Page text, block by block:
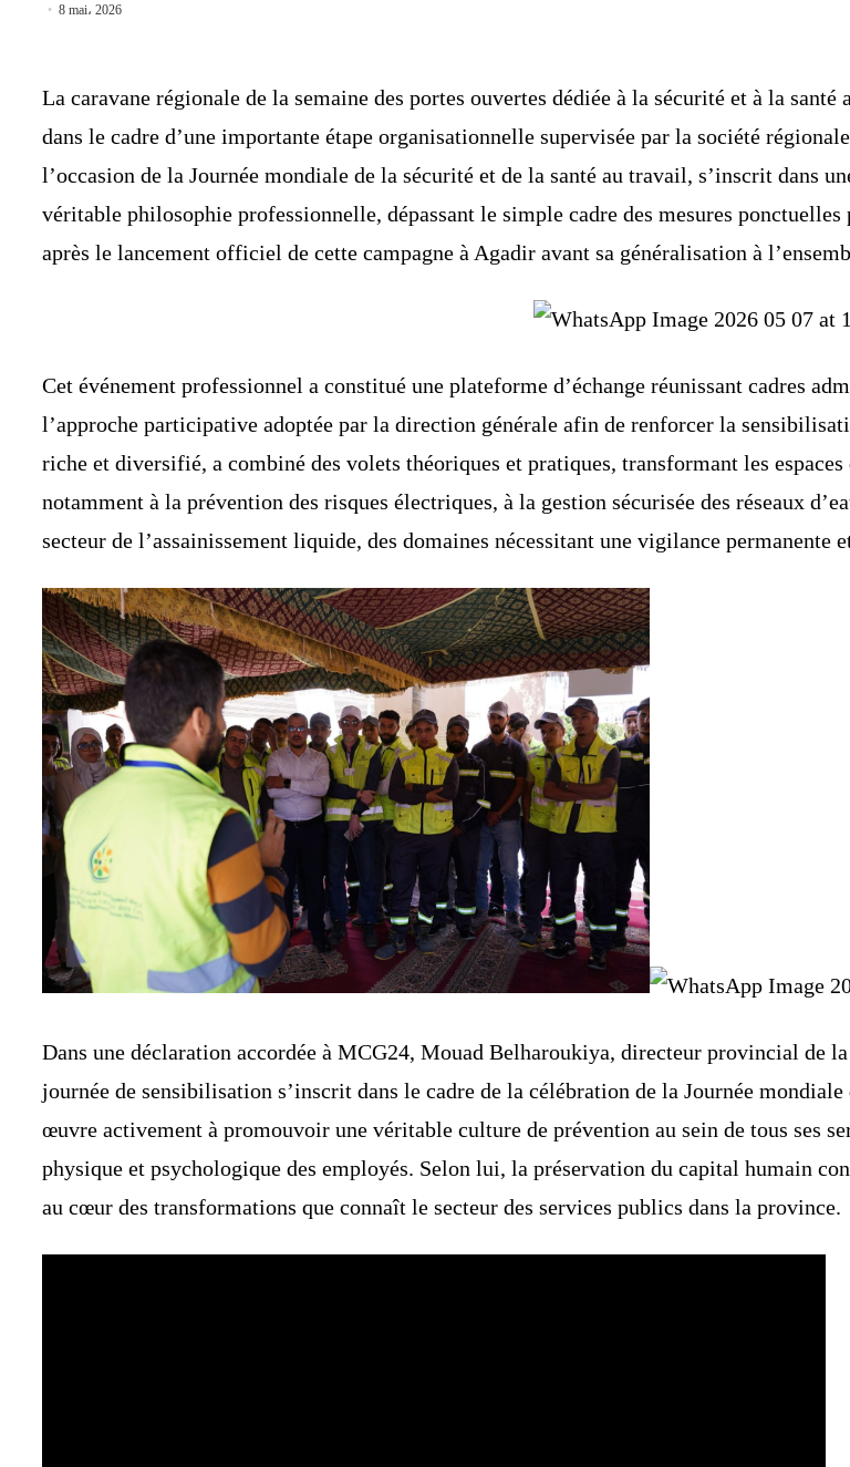
8 mai، 2026
La caravane régionale de la semaine des portes ouvertes dédiée à la sécurité et à la
dans le cadre d’une importante étape organisationnelle supervisée par la société
l’occasion de la Journée mondiale de la sécurité et de la santé au travail, s’inscrit dans
véritable philosophie professionnelle, dépassant le simple cadre des mesures
après le lancement officiel de cette campagne à Agadir avant sa généralisation à
Cet événement professionnel a constitué une plateforme d’échange réunissant cadres
l’approche participative adoptée par la direction générale afin de renforcer la
riche et diversifié, a combiné des volets théoriques et pratiques, transformant les
notamment à la prévention des risques électriques, à la gestion sécurisée des réseaux
secteur de l’assainissement liquide, des domaines nécessitant une vigilance permanente
Dans une déclaration accordée à MCG24, Mouad Belharoukiya, directeur provincial de
journée de sensibilisation s’inscrit dans le cadre de la célébration de la Journée
œuvre activement à promouvoir une véritable culture de prévention au sein de tous ses
physique et psychologique des employés. Selon lui, la préservation du capital humain
au cœur des transformations que connaît le secteur des services publics dans la province.